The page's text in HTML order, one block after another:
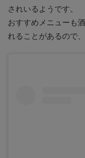
されいるようです。
おすすめメニューも
れることがあるので